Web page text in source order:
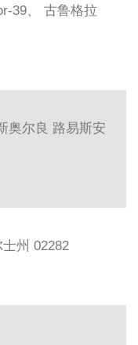
39、 古鲁格拉
奥尔良 路易斯安
州 02282